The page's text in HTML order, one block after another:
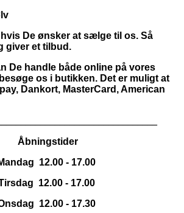
De ønsker at sælge til os. Så
giver et tilbud.
De handle både online på vores
os i butikken. Det er muligt at
Dankort, MasterCard, American
Åbningstider
12.00 - 17.00
12.00 - 17.00
12.00 - 17.30